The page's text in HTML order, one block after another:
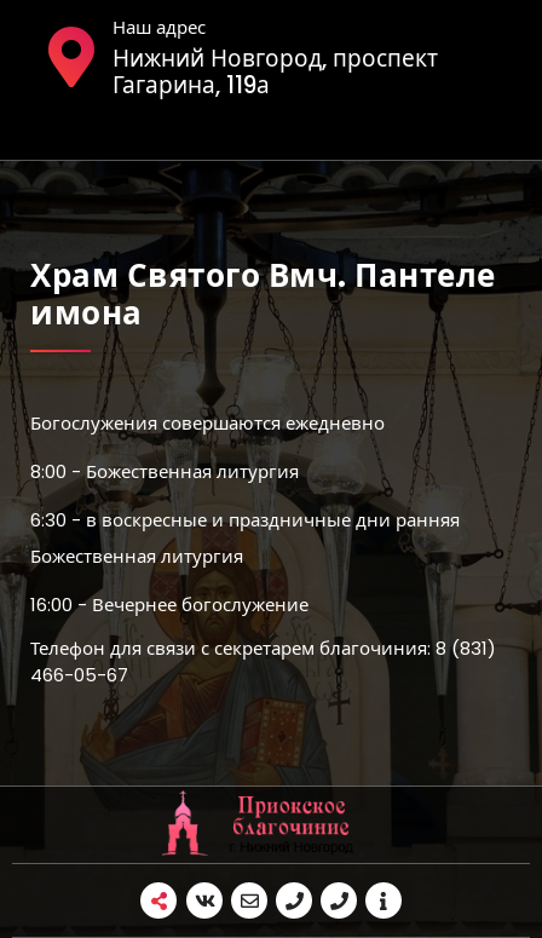
Наш адрес
Нижний Новгород, проспект
Гагарина, 119а
Храм Святого Вмч. Пантеле
Имона
Богослужения совершаются ежедневно
8:00 - Божественная литургия
6:30 - в воскресные и праздничные дни ранняя
Божественная литургия
16:00 - Вечернее богослужение
Телефон для связи с секретарем благочиния: 8 (831)
466-05-67